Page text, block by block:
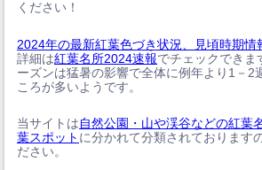
ください！
2024年の最新紅葉色づき状況、見頃時期情
詳細は紅葉名所2024速報でチェックできま
ーズンは猛暑の影響で全体に例年より1－2
ころが多いようです。
当サイトは自然公園・山や渓谷などの紅葉
葉スポット に分かれて分類されております
ださい。